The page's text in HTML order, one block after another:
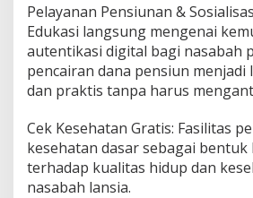
Pelayanan Pensiunan &
Edukasi langsung mengenai
autentikasi digital bagi nasabah
pencairan dana pensiun menjadi
dan praktis tanpa harus
Cek Kesehatan Gratis: Fasilitas
kesehatan dasar sebagai bentuk
terhadap kualitas hidup dan
nasabah lansia.